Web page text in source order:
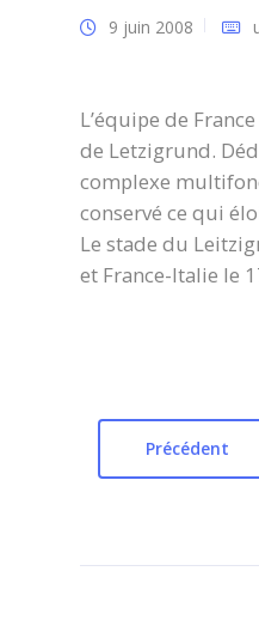
9 juin 2008
L’équipe de
de Letzigrund.
complexe
conservé ce qui
Le stade du
et France-Italie le
Précédent